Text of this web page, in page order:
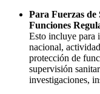
Para Fuerzas de
Funciones
Esto incluye para
nacional,
protección de
supervisión
investigaciones,